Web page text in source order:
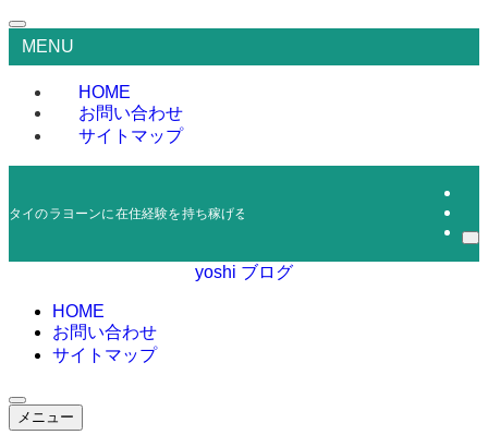
MENU
HOME
お問い合わせ
サイトマップ
タイのラヨーンに在住経験を持ち稼げる情報を発信しているブログです。０か
yoshi ブログ
HOME
お問い合わせ
サイトマップ
メニュー